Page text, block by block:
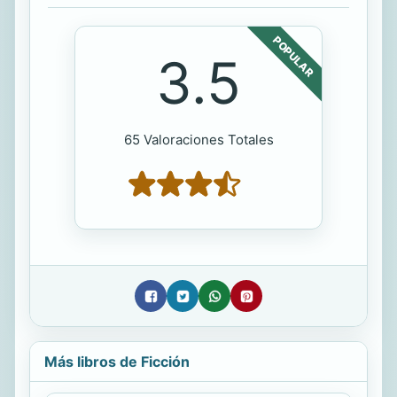
POPULAR
3.5
65 Valoraciones Totales
Más libros de Ficción